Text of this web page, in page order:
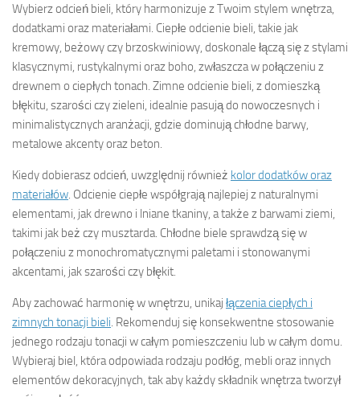
Wybierz odcień bieli, który harmonizuje z Twoim stylem wnętrza,
dodatkami oraz materiałami. Ciepłe odcienie bieli, takie jak
kremowy, beżowy czy brzoskwiniowy, doskonale łączą się z stylami
klasycznymi, rustykalnymi oraz boho, zwłaszcza w połączeniu z
drewnem o ciepłych tonach. Zimne odcienie bieli, z domieszką
błękitu, szarości czy zieleni, idealnie pasują do nowoczesnych i
minimalistycznych aranżacji, gdzie dominują chłodne barwy,
metalowe akcenty oraz beton.
Kiedy dobierasz odcień, uwzględnij również kolor dodatków oraz
materiałów . Odcienie ciepłe współgrają najlepiej z naturalnymi
elementami, jak drewno i lniane tkaniny, a także z barwami ziemi,
takimi jak beż czy musztarda. Chłodne biele sprawdzą się w
połączeniu z monochromatycznymi paletami i stonowanymi
akcentami, jak szarości czy błękit.
Aby zachować harmonię w wnętrzu, unikaj łączenia ciepłych i
zimnych tonacji bieli . Rekomenduj się konsekwentne stosowanie
jednego rodzaju tonacji w całym pomieszczeniu lub w całym domu.
Wybieraj biel, która odpowiada rodzaju podłóg, mebli oraz innych
elementów dekoracyjnych, tak aby każdy składnik wnętrza tworzył